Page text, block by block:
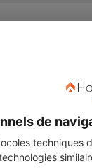
de
techniques
Revue de